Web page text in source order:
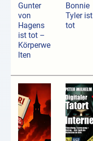
Gunter
von
Hagens
ist tot –
Körperwe
lten
Bonnie
Tyler ist
tot